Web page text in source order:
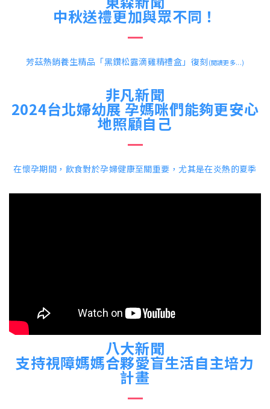
中秋送禮更加與眾不同！
芳茲熱銷養生精品「黑鑽松露滴雞精禮盒」復刻 (閱讀更多...)
非凡新聞
2024台北婦幼展 孕媽咪們能夠更安心
地照顧自己
在懷孕期間，飲食對於孕婦健康至關重要，尤其是在炎熱的夏季
八大新聞
支持視障媽媽合夥愛盲生活自主培力
計畫